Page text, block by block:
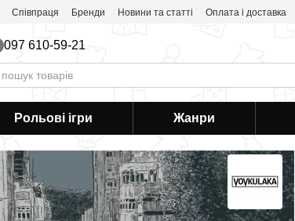
Співпраця Бренди Новини та статті Оплата і доставка
097 610-59-21
Рольові ігри Жанри